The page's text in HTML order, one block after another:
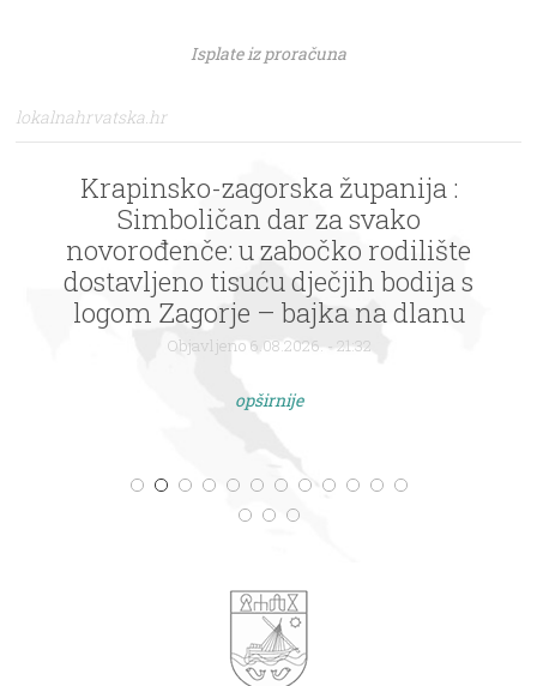
Isplate iz proračuna
lokalnahrvatska.hr
Krapinsko-zagorska županija :
Simboličan dar za svako
novorođenče: u zabočko rodilište
dostavljeno tisuću dječjih bodija s
logom Zagorje – bajka na dlanu
Objavljeno 6.08.2026. - 21:32
opširnije